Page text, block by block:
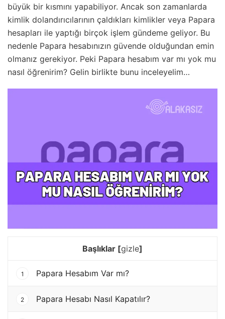
büyük bir kısmını yapabiliyor. Ancak son zamanlarda
kimlik dolandırıcılarının çaldıkları kimlikler veya Papara
hesapları ile yaptığı birçok işlem gündeme geliyor. Bu
nedenle Papara hesabınızın güvende olduğundan emin
olmanız gerekiyor. Peki Papara hesabım var mı yok mu
nasıl öğrenirim? Gelin birlikte bunu inceleyelim…
Başlıklar [gizle]
1 Papara Hesabım Var mı?
2 Papara Hesabı Nasıl Kapatılır?